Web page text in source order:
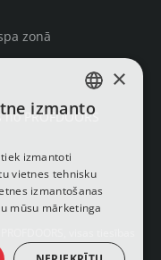
zonā
PROFDOORS
visas tiesības
LATVIAN
ENGLISH
×
izmanto
izmantoti
vietnes tehnisku
izmantošanas
mūsu mārketinga